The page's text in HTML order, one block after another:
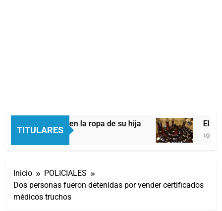
TITULARES
escondida en la ropa de su hija El
10
Inicio
POLICIALES
Dos personas fueron detenidas por vender certificados
médicos truchos